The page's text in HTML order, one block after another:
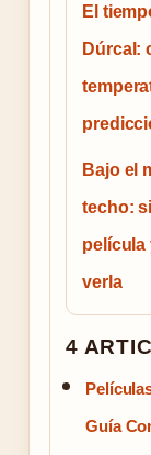
El
Dúrcal:
Bajo el
techo:
película
verla
4
Guía